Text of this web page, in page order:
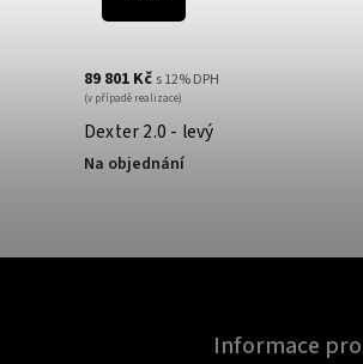
Dexter 2.0 - levý
Na objednání
89 801 Kč s 12% DPH
(v případě realizace)
Informace